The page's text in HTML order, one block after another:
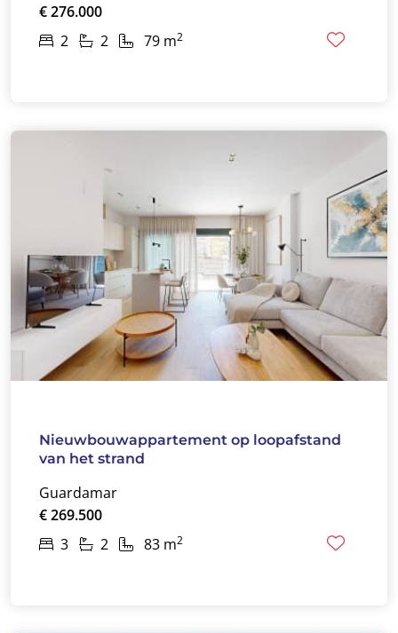
€ 276.000
2
2 79 m2
Nieuwbouwappartement op loopafstand
van het strand
Guardamar
€ 269.500
3
2 83 m2